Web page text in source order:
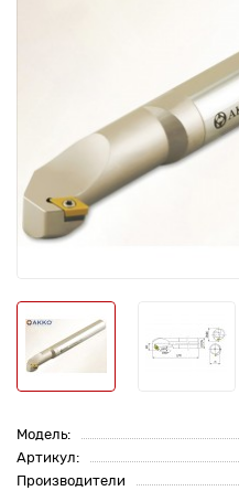
Модель:
Артикул:
Производители